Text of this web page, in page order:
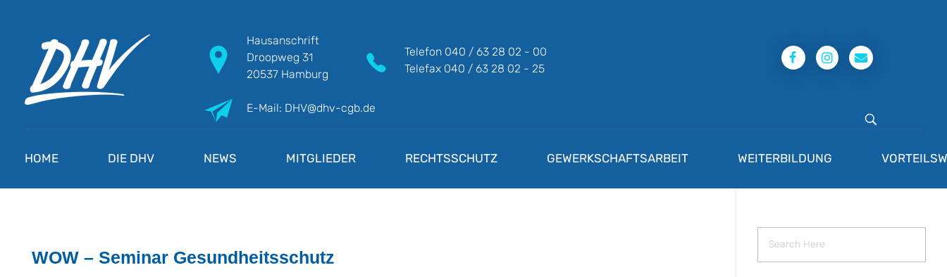
Hausanschrift
Droopweg 31
20537 Hamburg
Telefon 040 / 63 28 02 - 00
Telefax 040 / 63 28 02 - 25
E-Mail: DHV@dhv-cgb.de
HOME DIE DHV NEWS MITGLIEDER RECHTSSCHUTZ GEWERKSCHAFTSARBEIT WEITERBILDUNG
WOW – Seminar Gesundheitsschutz